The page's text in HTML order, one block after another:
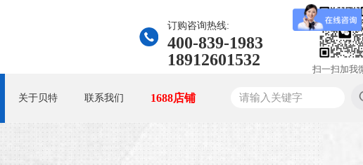
扫一扫加我
订购咨询热线:
400-839-1983
18912601532
关于贝特 联系我们 1688店铺